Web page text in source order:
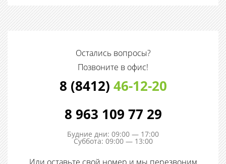
Остались вопросы?
Позвоните в офис!
8 (8412) 46-12-20
8 963 109 77 29
Будние дни: 09:00 — 17:00
Суббота: 09:00 — 13:00